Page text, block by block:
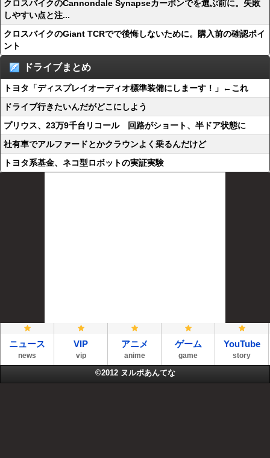
クロスバイクのCannondale Synapseカーボンでを選ぶ前に。失敗
しやすい点と注...
クロスバイクのGiant TCRでで後悔しないために。購入前の確認ポイ
ント
ドライブまとめ
トヨタ「ディスプレイオーディオ標準装備にしまーす！」←これ
ドライブ行きたいんだがどこにしよう
プリウス、23万9千台リコール 回路がショート、半ドア状態に
社有車でアルファードとかクラウンよく乗るんだけど
トヨタ系基金、ネコ型ロボットの実証実験
ニュース
news
VIP
vip
アニメ
anime
ゲーム
game
YouTube
story
©2012 ヌルポあんてな